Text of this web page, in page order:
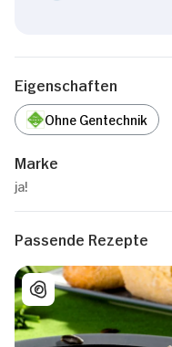
Eigenschaften
Ohne Gentechnik
Marke
ja!
Passende Rezepte